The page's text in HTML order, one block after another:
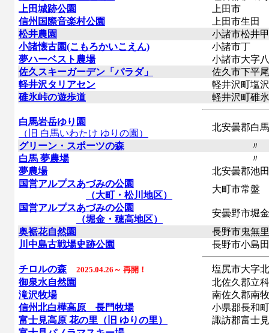
上田城跡公園
上田市
信州国際音楽村公園
上田市生田
松井農園
小諸市松井甲
小諸懐古園(こもろかいこえん)
小諸市丁
夢ハーベスト農場
小諸市大字
佐久スキーガーデン「パラダ」
佐久市下平尾
軽井沢タリアセン
軽井沢町塩
碓氷峠の遊歩道
軽井沢町碓
白馬岩岳ゆり園
（旧 白馬いわたけ ゆりの園）
北安曇郡白
グリーン・スポーツの森
〃
白馬 夢農場
〃
夢農場
北安曇郡池
国営アルプスあづみの公園
（大町・松川地区）
大町市常盤
国営アルプスあづみの公園
（堀金・穂高地区）
安曇野市堀
奥裾花自然園
長野市鬼無
川中島古戦場史跡公園
長野市小島
チロルの森 2025.04.26～ 再開！
塩尻市大字
御泉水自然園
北佐久郡立
滝沢牧場
南佐久郡南
信州北白樺高原 長門牧場
小県郡長和
富士見高原 花の里（旧 ゆりの里）
諏訪郡富士